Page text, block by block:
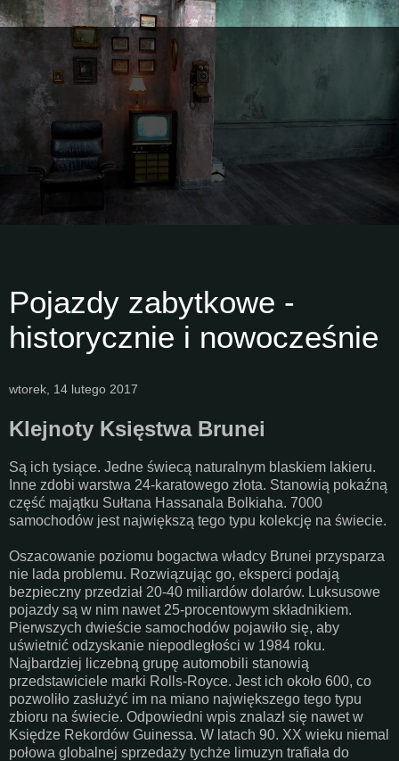
Pojazdy zabytkowe -
historycznie i nowocześnie
wtorek, 14 lutego 2017
Klejnoty Księstwa Brunei
Są ich tysiące. Jedne świecą naturalnym blaskiem lakieru.
Inne zdobi warstwa 24-karatowego złota. Stanowią pokaźną
część majątku Sułtana Hassanala Bolkiaha. 7000
samochodów jest największą tego typu kolekcję na świecie.
Oszacowanie poziomu bogactwa władcy Brunei przysparza
nie lada problemu. Rozwiązując go, eksperci podają
bezpieczny przedział 20-40 miliardów dolarów. Luksusowe
pojazdy są w nim nawet 25-procentowym składnikiem.
Pierwszych dwieście samochodów pojawiło się, aby
uświetnić odzyskanie niepodległości w 1984 roku.
Najbardziej liczebną grupę automobili stanowią
przedstawiciele marki Rolls-Royce. Jest ich około 600, co
pozwoliło zasłużyć im na miano największego tego typu
zbioru na świecie. Odpowiedni wpis znalazł się nawet w
Księdze Rekordów Guinessa. W latach 90. XX wieku niemal
połowa globalnej sprzedaży tychże limuzyn trafiała do